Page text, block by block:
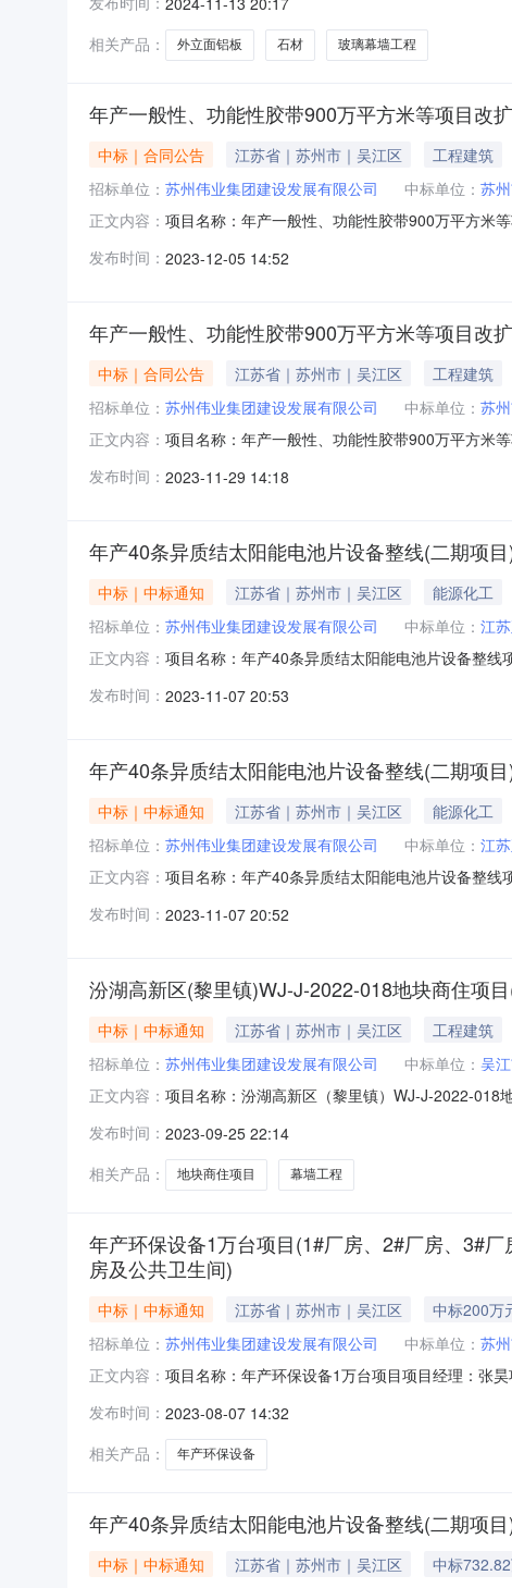
码：91320509757964602U承包性质：专业分包
相关产品：
外立面铝板 石材 玻璃幕墙工程
年产一般性、功能性胶带900万平方米等项目改
中标｜合同公告 江苏省｜苏州市｜吴江区 工程建筑
招标单位： 苏州伟业集团建设发展有限公司 中标单位： 苏
正文内容： 项目名称：年产一般性、功能性胶带900万平方米
3653277.00计划开工时间：2023-11-1700:00:00
发布时间： 2023-12-05 14:52
年产一般性、功能性胶带900万平方米等项目改
中标｜合同公告 江苏省｜苏州市｜吴江区 工程建筑
招标单位： 苏州伟业集团建设发展有限公司 中标单位： 苏
正文内容： 项目名称：年产一般性、功能性胶带900万平方米
(元)：3653277.00计划开工时间：2023-11-
发布时间： 2023-11-29 14:18
年产40条异质结太阳能电池片设备整线(二期项
中标｜中标通知 江苏省｜苏州市｜吴江区 能源化工
招标单位： 苏州伟业集团建设发展有限公司 中标单位： 江
正文内容： 项目名称：年产40条异质结太阳能电池片设备整
价(元)：167100.00计划开工时间：2023-09-
发布时间： 2023-11-07 20:53
年产40条异质结太阳能电池片设备整线(二期项
中标｜中标通知 江苏省｜苏州市｜吴江区 能源化工
招标单位： 苏州伟业集团建设发展有限公司 中标单位： 江
正文内容： 项目名称：年产40条异质结太阳能电池片设备整
(元)：146500.00计划开工时间：2023-09-
发布时间： 2023-11-07 20:52
汾湖高新区(黎里镇)WJ-J-2022-018地块商住项
中标｜中标通知 江苏省｜苏州市｜吴江区 工程建筑
招标单位： 苏州伟业集团建设发展有限公司 中标单位： 吴
正文内容： 项目名称：汾湖高新区（黎里镇）WJ-J-2022-018
路东侧建筑面积(平方米)：合同价(元)：
发布时间： 2023-09-25 22:14
相关产品：
地块商住项目 幕墙工程
年产环保设备1万台项目(1#厂房、2#厂房、3#
房及公共卫生间)
中标｜中标通知 江苏省｜苏州市｜吴江区
中标200万
招标单位： 苏州伟业集团建设发展有限公司 中标单位： 苏
正文内容： 项目名称：年产环保设备1万台项目项目经理：张
2000000.00计划开工时间：2023-06-2000:00:00
发布时间： 2023-08-07 14:32
相关产品：
年产环保设备
年产40条异质结太阳能电池片设备整线(二期项
中标｜中标通知 江苏省｜苏州市｜吴江区
中标